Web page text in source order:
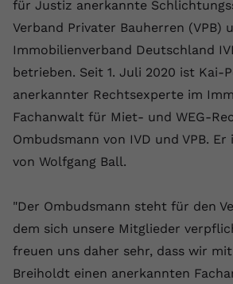
für Justiz anerkannte
Verband Privater Bauherren (VPB)
Immobilienverband Deutschland
betrieben. Seit 1. Juli 2020 ist Kai-
anerkannter Rechtsexperte im
Fachanwalt für Miet- und WEG-
Ombudsmann von IVD und VPB.
von Wolfgang Ball.
"Der Ombudsmann steht für den
dem sich unsere Mitglieder
freuen uns daher sehr, dass wir
Breiholdt einen anerkannten
Laufzeit 1 Jahr
Zweck
Dieser Wert speichert
Einstellungen. Unter
zufällig generierte ID,
historische
Webseiten-Betreiber
hat.
Anbieter VPB.de
Zweck
wiederzuerkennen
Informationen zur
Website zu erfassen.
Name _gcl au
Laufzeit 90 Tage
Zweck
Conversion-Tracking
Werbeklicks der
Website zuzuordnen.
Cookie-Informationen
Externe Inhalte
Wir verwenden auf unserer Website
Name vuid
Zweck
Vimeo installiert
Tracking-
indem es eine
Einbetten von Videos
Cookie-Informationen